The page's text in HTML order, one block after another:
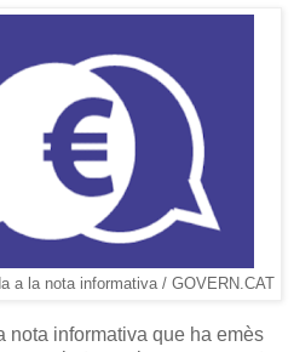
a la nota informativa / GOVERN.CAT
nota informativa que ha emès